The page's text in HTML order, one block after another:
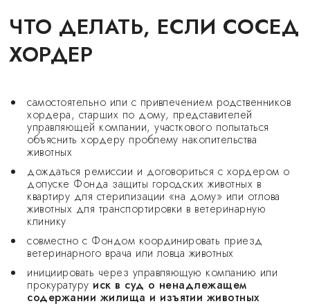
ЧТО ДЕЛАТЬ, ЕСЛИ СОСЕД
ХОРДЕР
самостоятельно или с привлечением родственников
хордера, старших по дому, представителей
управляющей компании, участкового попытаться
объяснить хордеру проблему накопительства
животных
дождаться ремиссии и договориться с хордером о
допуске Фонда защиты городских животных в
квартиру для стерилизации «на дому» или отлова
животных для транспортировки в ветеринарную
клинику
совместно с Фондом координировать приезд
ветеринарного врача или ловца животных
инициировать через управляющую компанию или
прокуратуру иск в суд о ненадлежащем
содержании жилища и изъятии животных